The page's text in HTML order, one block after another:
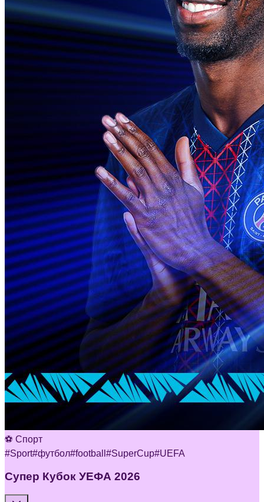
⚽ Спорт
#Sport#футбол#football #SuperCup#UEFA
Супер Кубок УЕФА 2026